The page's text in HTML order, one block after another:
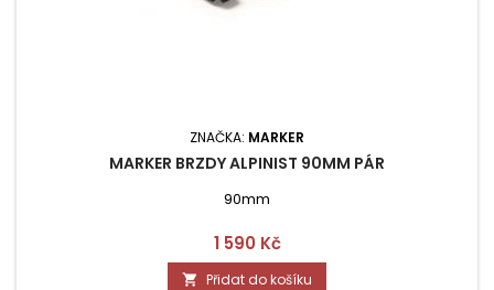
ZNAČKA: MARKER
MARKER BRZDY ALPINIST 90MM PÁR
90mm
Cena
1 590 Kč
 Přidat do košíku